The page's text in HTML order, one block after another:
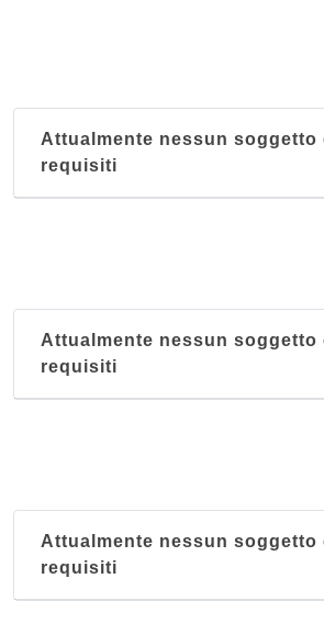
Attualmente nessun soggetto
requisiti
Attualmente nessun soggetto
requisiti
Attualmente nessun soggetto
requisiti